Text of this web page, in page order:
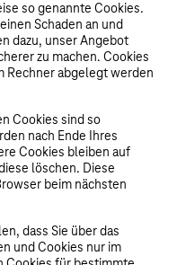
so genannte Cookies.
Schaden an und
dazu, unser Angebot
zu machen. Cookies
Rechner abgelegt werden
Cookies sind so
nach Ende Ihres
Cookies bleiben auf
löschen. Diese
beim nächsten
dass Sie über das
und Cookies nur im